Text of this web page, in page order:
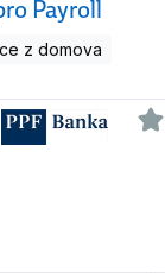
Payroll
z domova